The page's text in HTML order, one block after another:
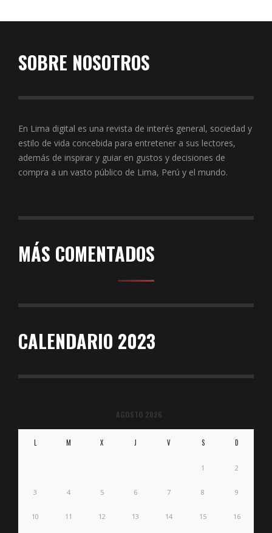
SOBRE NOSOTROS
En Lima digital es una revista de interés general, sociedad y
estilo de vida concebida para entretener a sus lectores,
además de inspirar y guiar en gustos y decisiones de
compra a un vasto público de Lima, Perú y el mundo.
MÁS COMENTADOS
CALENDARIO 2023
AGOSTO 2026
L M X J V S D
1 2
3 4 5 6 7 8 9
10 11 12 13 14 15 16